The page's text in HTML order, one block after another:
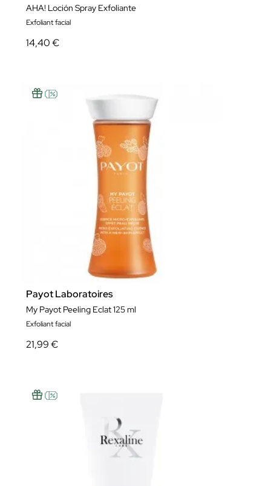
AHA! Loción Spray Exfoliante
Exfoliant facial
14,40 €
Payot Laboratoires
My Payot Peeling Eclat 125 ml
Exfoliant facial
21,99 €